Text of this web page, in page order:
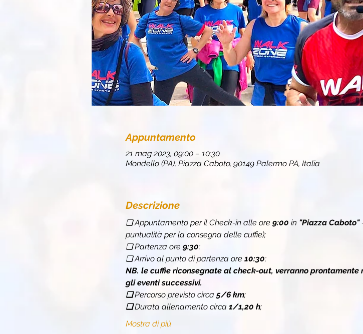
Appuntamento
21 mag 2023, 09:00 – 10:30
Mondello (PA), Piazza Caboto, 90149 Palermo PA, Italia
Descrizione
❏ Appuntamento per il Check-in alle ore 9:00 in "Piazza Caboto"
puntualità per la consegna delle cuffie);
❏ Partenza ore 9:30;
❏ Arrivo al punto di partenza ore 10:30;
NB. le cuffie riconsegnate al check-out, verranno
gli eventi successivi.
❏ Percorso previsto circa 5/6 km;
❏ Durata allenamento circa 1/1,20 h;
Mostra di più